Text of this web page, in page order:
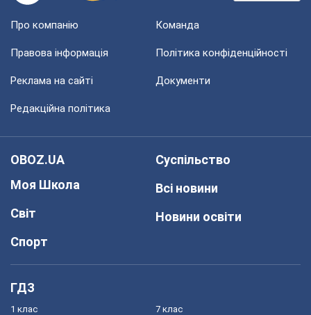
Про компанію Команда
Правова інформація Політика конфіденційності
Реклама на сайті Документи
Редакційна політика
OBOZ.UA
Моя Школа
Світ
Спорт
Суспільство
Всі новини
Новини освіти
ГДЗ
1 клас 7 клас